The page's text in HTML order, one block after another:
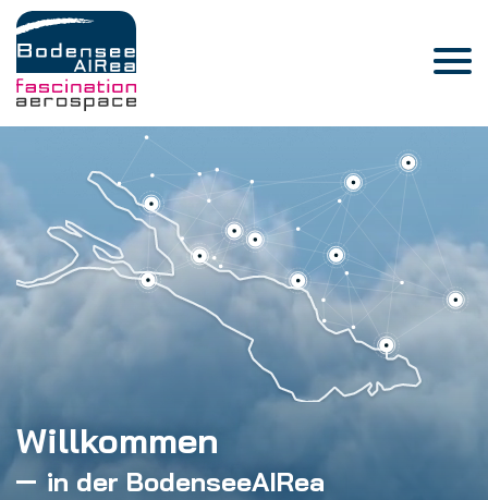
Willkommen
in der BodenseeAIRea